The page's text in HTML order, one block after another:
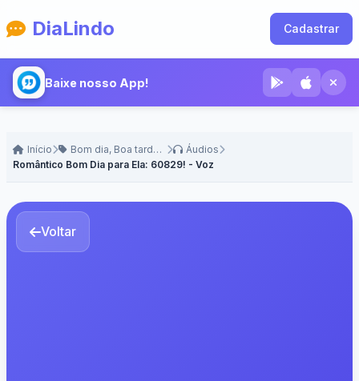
DiaLindo Cadastrar
Baixe nosso App!
Início Bom dia, Boa tarde e Boa Noite
Áudios
Romântico Bom Dia para Ela: 60829! - Voz Feminina
Voltar